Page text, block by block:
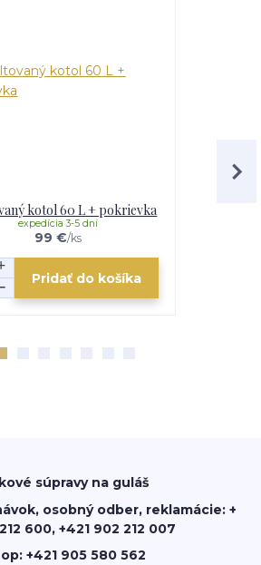
kotol 60 L + pokrievka
99 €/ks
expedícia 3-5 dní
Pridať do košíka
súpravy na guláš
osobný odber, reklamácie: +
600, +421 902 212 007
+421 905 580 562